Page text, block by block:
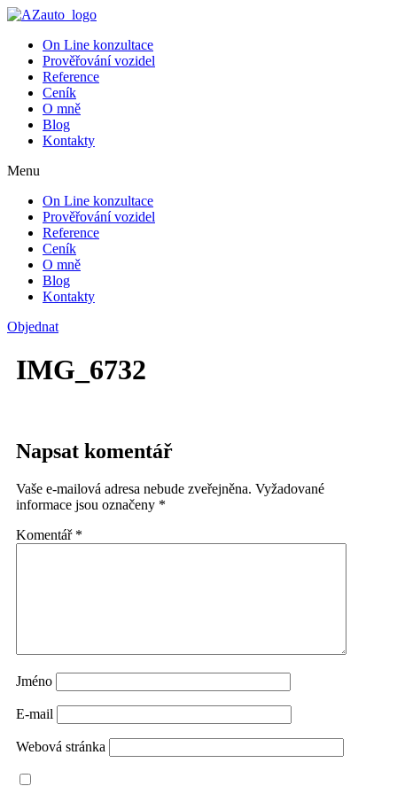
On Line konzultace
Prověřování vozidel
Reference
Ceník
O mně
Blog
Kontakty
Menu
On Line konzultace
Prověřování vozidel
Reference
Ceník
O mně
Blog
Kontakty
Objednat
IMG_6732
Napsat komentář
Vaše e-mailová adresa nebude zveřejněna. Vyžadované
informace jsou označeny *
Komentář *
Jméno
E-mail
Webová stránka